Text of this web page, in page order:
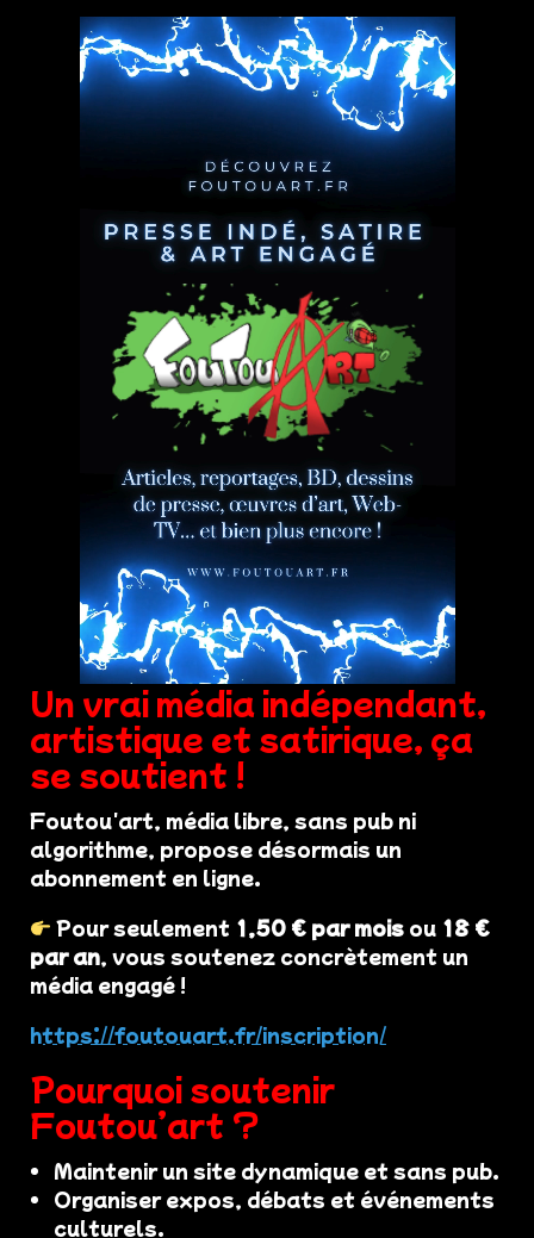
Un vrai média indépendant,
artistique et satirique, ça
se soutient !
Foutou'art, média libre, sans pub ni
algorithme, propose désormais un
abonnement en ligne.
Pour seulement 1,50 € par mois ou 18 €
par an, vous soutenez concrètement un
média engagé !
https://foutouart.fr/inscription/
Pourquoi soutenir
Foutou’art ?
Maintenir un site dynamique et sans pub.
Organiser expos, débats et événements
culturels.